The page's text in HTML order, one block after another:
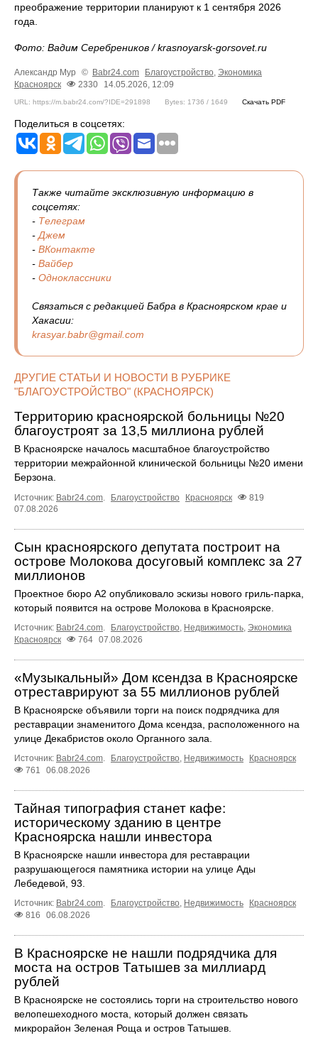
преображение территории планируют к 1 сентября 2026
года.
Фото: Вадим Серебреников / krasnoyarsk-gorsovet.ru
Александр Мур © Babr24.com Благоустройство Экономика
Красноярск
2330 14.05.2026, 12:09
URL: https://m.babr24.com/?IDE=291898 Bytes: 1736 / 1649 Скачать PDF
Поделиться в соцсетях:
Также читайте эксклюзивную информацию в
соцсетях:
- Телеграм
- Джем
- ВКонтакте
- Вайбер
- Одноклассники
Связаться с редакцией Бабра в Красноярском крае и
Хакасии:
krasyar.babr@gmail.com
ДРУГИЕ СТАТЬИ И НОВОСТИ В РУБРИКЕ
"БЛАГОУСТРОЙСТВО" (КРАСНОЯРСК)
Территорию красноярской больницы №20
благоустроят за 13,5 миллиона рублей
В Красноярске началось масштабное благоустройство
территории межрайонной клинической больницы №20 имени
Берзона.
Источник: Babr24.com. Благоустройство Красноярск
819
07.08.2026
Сын красноярского депутата построит на
острове Молокова досуговый комплекс за 27
миллионов
Проектное бюро А2 опубликовало эскизы нового гриль-парка,
который появится на острове Молокова в Красноярске.
Источник: Babr24.com. Благоустройство, Недвижимость, Экономика
Красноярск
764 07.08.2026
«Музыкальный» Дом ксендза в Красноярске
отреставрируют за 55 миллионов рублей
В Красноярске объявили торги на поиск подрядчика для
реставрации знаменитого Дома ксендза, расположенного на
улице Декабристов около Органного зала.
Источник: Babr24.com. Благоустройство, Недвижимость
Красноярск
761
06.08.2026
Тайная типография станет кафе:
историческому зданию в центре
Красноярска нашли инвестора
В Красноярске нашли инвестора для реставрации
разрушающегося памятника истории на улице Ады
Лебедевой, 93.
Источник: Babr24.com. Благоустройство, Недвижимость
Красноярск
816
06.08.2026
В Красноярске не нашли подрядчика для
моста на остров Татышев за миллиард
рублей
В Красноярске не состоялись торги на строительство нового
велопешеходного моста, который должен связать
микрорайон Зеленая Роща и остров Татышев.